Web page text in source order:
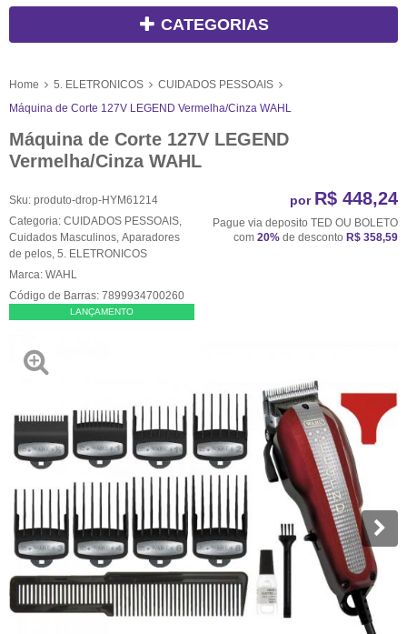
CATEGORIAS
Home 5. ELETRONICOS
CUIDADOS PESSOAIS
Máquina de Corte 127V LEGEND Vermelha/Cinza WAHL
Máquina de Corte 127V LEGEND
Vermelha/Cinza WAHL
Sku: produto-drop-HYM61214
Categoria: CUIDADOS PESSOAIS
Cuidados Masculinos Aparadores
de pelos 5. ELETRONICOS
Marca: WAHL
Código de Barras: 7899934700260
LANÇAMENTO
por R$ 448,24
Pague via deposito TED OU BOLETO
com 20% de desconto R$ 358,59